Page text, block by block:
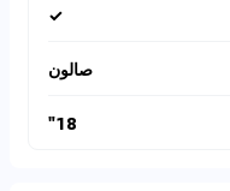
✓
صالون
18"